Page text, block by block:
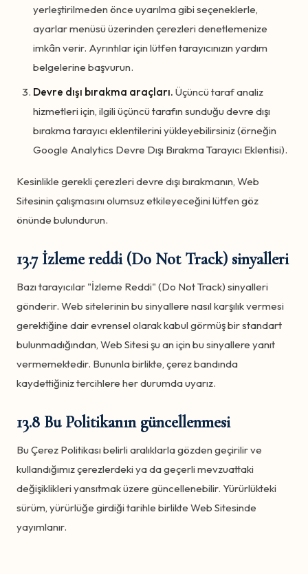
yerleştirilmeden önce uyarılma gibi seçeneklerle,
ayarlar menüsü üzerinden çerezleri denetlemenize
imkân verir. Ayrıntılar için lütfen tarayıcınızın yardım
belgelerine başvurun.
Devre dışı bırakma araçları. Üçüncü taraf analiz
hizmetleri için, ilgili üçüncü tarafın sunduğu devre dışı
bırakma tarayıcı eklentilerini yükleyebilirsiniz (örneğin
Google Analytics Devre Dışı Bırakma Tarayıcı Eklentisi).
Kesinlikle gerekli çerezleri devre dışı bırakmanın, Web
Sitesinin çalışmasını olumsuz etkileyeceğini lütfen göz
önünde bulundurun.
13.7 İzleme reddi (Do Not Track) sinyalleri
Bazı tarayıcılar "İzleme Reddi" (Do Not Track) sinyalleri
gönderir. Web sitelerinin bu sinyallere nasıl karşılık vermesi
gerektiğine dair evrensel olarak kabul görmüş bir standart
bulunmadığından, Web Sitesi şu an için bu sinyallere yanıt
vermemektedir. Bununla birlikte, çerez bandında
kaydettiğiniz tercihlere her durumda uyarız.
13.8 Bu Politikanın güncellenmesi
Bu Çerez Politikası belirli aralıklarla gözden geçirilir ve
kullandığımız çerezlerdeki ya da geçerli mevzuattaki
değişiklikleri yansıtmak üzere güncellenebilir. Yürürlükteki
sürüm, yürürlüğe girdiği tarihle birlikte Web Sitesinde
yayımlanır.